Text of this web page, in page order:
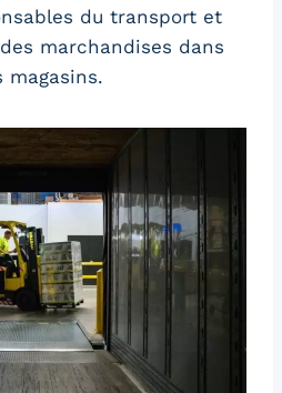
du transport et
marchandises dans